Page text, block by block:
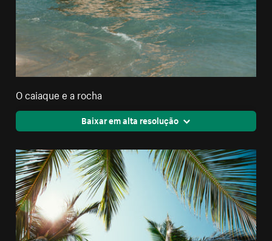
O caiaque e a rocha
Baixar em alta resolução